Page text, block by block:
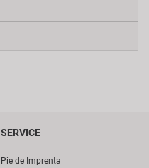
SERVICE
Pie de Imprenta